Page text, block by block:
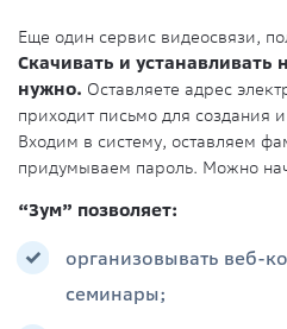
Еще один сервис видеосвязи,
Скачивать и устанавливать
нужно. Оставляете адрес
приходит письмо для создания
Входим в систему, оставляем
придумываем пароль. Можно
“Зум” позволяет:
организовывать веб-
семинары;